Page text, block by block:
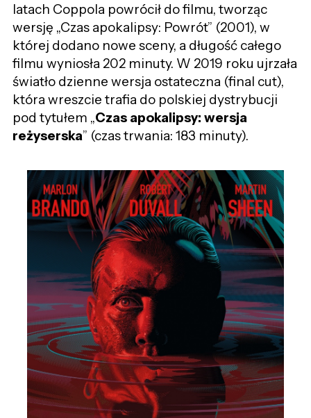
latach Coppola powrócił do filmu, tworząc
wersję „Czas apokalipsy: Powrót” (2001), w
której dodano nowe sceny, a długość całego
filmu wyniosła 202 minuty. W 2019 roku ujrzała
światło dzienne wersja ostateczna (final cut),
która wreszcie trafia do polskiej dystrybucji
pod tytułem „Czas apokalipsy: wersja
reżyserska” (czas trwania: 183 minuty).